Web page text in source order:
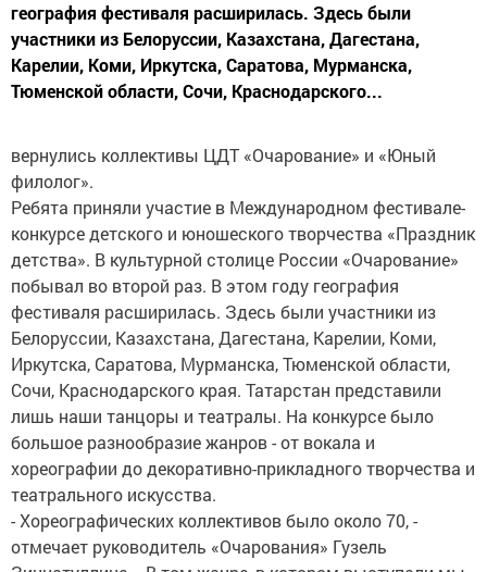
география фестиваля расширилась. Здесь были
участники из Белоруссии, Казахстана, Дагестана,
Карелии, Коми, Иркутска, Саратова, Мурманска,
Тюменской области, Сочи, Краснодарского...
вернулись коллективы ЦДТ «Очарование» и «Юный
филолог».
Ребята приняли участие в Международном фестивале-
конкурсе детского и юношеского творчества «Праздник
детства». В культурной столице России «Очарование»
побывал во второй раз. В этом году география
фестиваля расширилась. Здесь были участники из
Белоруссии, Казахстана, Дагестана, Карелии, Коми,
Иркутска, Саратова, Мурманска, Тюменской области,
Сочи, Краснодарского края. Татарстан представили
лишь наши танцоры и театралы. На конкурсе было
большое разнообразие жанров - от вокала и
хореографии до декоративно-прикладного творчества и
театрального искусства.
- Хореографических коллективов было около 70, -
отмечает руководитель «Очарования» Гузель